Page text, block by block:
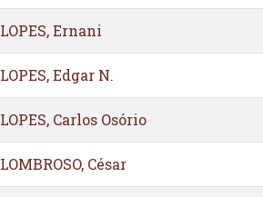
LOPES, Ernani
LOPES, Edgar N.
LOPES, Carlos Osório
LOMBROSO, César